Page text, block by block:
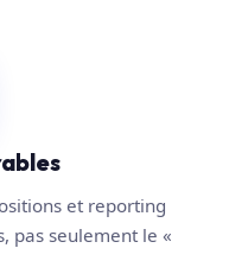
et reporting
pas seulement le «